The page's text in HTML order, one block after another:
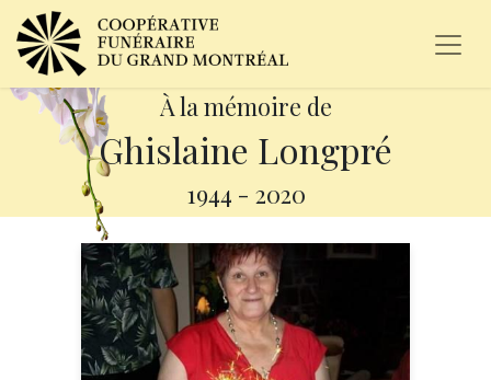
À la mémoire de
Ghislaine Longpré
1944 - 2020